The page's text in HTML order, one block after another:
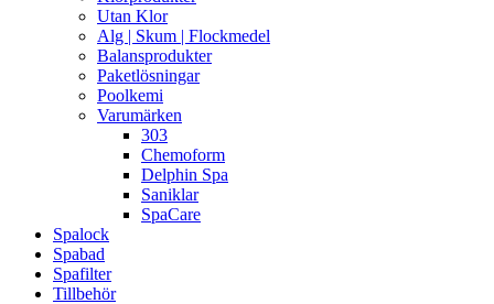
Utan Klor
Alg | Skum | Flockmedel
Balansprodukter
Paketlösningar
Poolkemi
Varumärken
303
Chemoform
Delphin Spa
Saniklar
SpaCare
Spalock
Spabad
Spafilter
Tillbehör